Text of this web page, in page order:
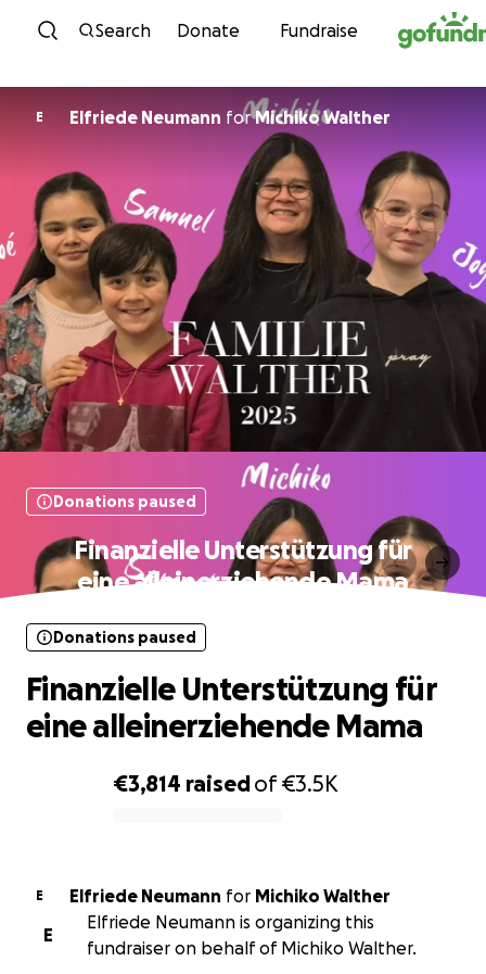
Skip to content
Search Donate Fundraise
E Elfriede Neumann forMichiko Walther
Donations paused
Finanzielle Unterstützung für
eine alleinerziehende Mama
€3,814 raisedof€3.5K
Donations paused
Finanzielle Unterstützung für
eine alleinerziehende Mama
E Elfriede Neumann for Michiko Walther
E
Elfriede Neumann is organizing this
fundraiser on behalf of Michiko Walther.